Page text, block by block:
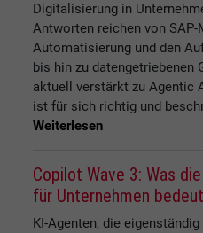
Digitalisierung in
Antworten reichen von
Automatisierung und den
bis hin zu datengetriebenen
aktuell verstärkt zu Agentic
ist für sich richtig und
Weiterlesen
Copilot Wave 3: Was
für Unternehmen
KI-Agenten, die